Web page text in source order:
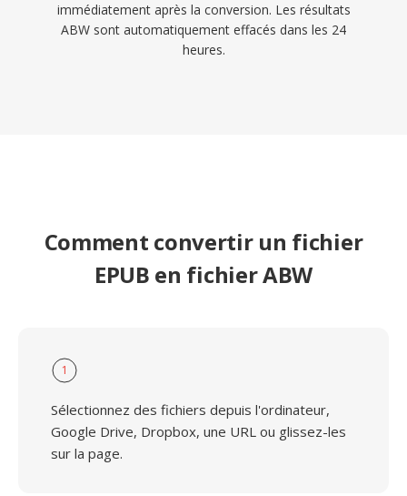
immédiatement après la conversion. Les résultats
ABW sont automatiquement effacés dans les 24
heures.
Comment convertir un fichier
EPUB en fichier ABW
1
Sélectionnez des fichiers depuis l'ordinateur,
Google Drive, Dropbox, une URL ou glissez-les
sur la page.